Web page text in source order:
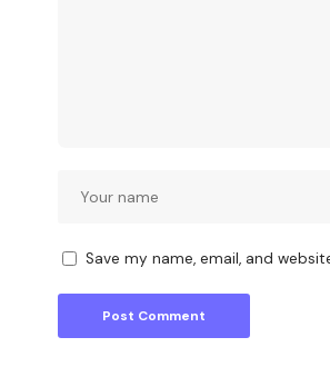
Save my name, email, and